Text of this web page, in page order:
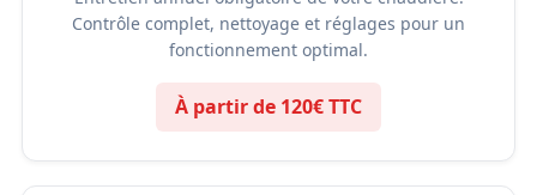
Contrôle complet, nettoyage et réglages pour un
fonctionnement optimal.
À partir de 120€ TTC